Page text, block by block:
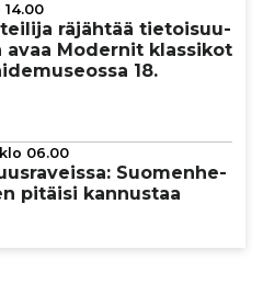
räjähtää tie­toi­suu­
avaa Modernit klassikot
18.
06.00
Suo­men­he­
pitäisi kannustaa